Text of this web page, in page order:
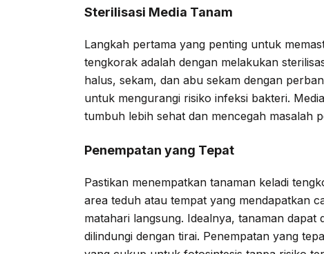
Sterilisasi Media Tanam
Langkah pertama yang penting untuk
tengkorak adalah dengan melakukan
halus, sekam, dan abu sekam dengan
untuk mengurangi risiko infeksi bakteri.
tumbuh lebih sehat dan mencegah masalah
Penempatan yang Tepat
Pastikan menempatkan tanaman keladi
area teduh atau tempat yang mendapatkan
matahari langsung. Idealnya, tanaman
dilindungi dengan tirai. Penempatan yang